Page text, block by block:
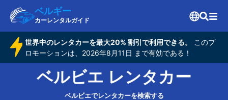
ベルギー
カーレンタルガイド
世界中のレンタカーを最大20% 割引で利用できる。
このプ
ロモーションは、2026年8月11日 まで有効である！
ベルビエ レンタカー
ベルビエでレンタカーを検索する